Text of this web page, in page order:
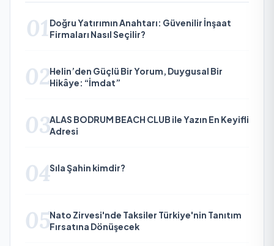
01 Doğru Yatırımın Anahtarı: Güvenilir İnşaat
Firmaları Nasıl Seçilir?
02Helin’den Güçlü Bir Yorum, Duygusal Bir
Hikâye: “İmdat”
03ALAS BODRUM BEACH CLUB ile Yazın En Keyifli
Adresi
04Sıla Şahin kimdir?
05Nato Zirvesi'nde Taksiler Türkiye'nin Tanıtım
Fırsatına Dönüşecek